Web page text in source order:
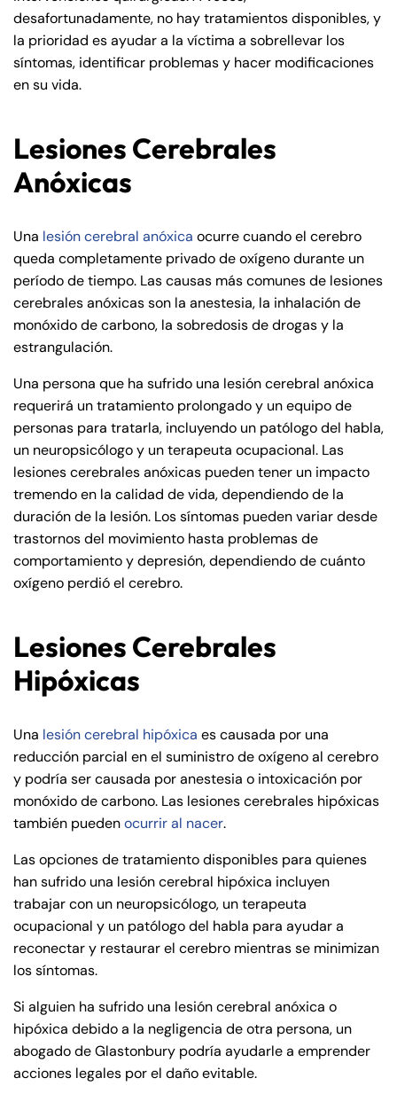
desafortunadamente, no hay tratamientos disponibles, y
la prioridad es ayudar a la víctima a sobrellevar los
síntomas, identificar problemas y hacer modificaciones
en su vida.
Lesiones Cerebrales
Anóxicas
Una lesión cerebral anóxica ocurre cuando el cerebro
queda completamente privado de oxígeno durante un
período de tiempo. Las causas más comunes de lesiones
cerebrales anóxicas son la anestesia, la inhalación de
monóxido de carbono, la sobredosis de drogas y la
estrangulación.
Una persona que ha sufrido una lesión cerebral anóxica
requerirá un tratamiento prolongado y un equipo de
personas para tratarla, incluyendo un patólogo del habla,
un neuropsicólogo y un terapeuta ocupacional. Las
lesiones cerebrales anóxicas pueden tener un impacto
tremendo en la calidad de vida, dependiendo de la
duración de la lesión. Los síntomas pueden variar desde
trastornos del movimiento hasta problemas de
comportamiento y depresión, dependiendo de cuánto
oxígeno perdió el cerebro.
Lesiones Cerebrales
Hipóxicas
Una lesión cerebral hipóxica es causada por una
reducción parcial en el suministro de oxígeno al cerebro
y podría ser causada por anestesia o intoxicación por
monóxido de carbono. Las lesiones cerebrales hipóxicas
también puedenocurrir al nacer.
Las opciones de tratamiento disponibles para quienes
han sufrido una lesión cerebral hipóxica incluyen
trabajar con un neuropsicólogo, un terapeuta
ocupacional y un patólogo del habla para ayudar a
reconectar y restaurar el cerebro mientras se minimizan
los síntomas.
Si alguien ha sufrido una lesión cerebral anóxica o
hipóxica debido a la negligencia de otra persona, un
abogado de Glastonbury podría ayudarle a emprender
acciones legales por el daño evitable.
Farmington - Hours
Answering Service
Monday
8:30 AM – 5:00
Wednesday
8:30 AM – 5:00
PM
Thursday
8:30 AM – 5:00
PM
PM
Saturday
Closed
Sunday
Closed
Enfield - Hours
Answering Service
Monday
8:30 AM – 5:00
Wednesday
8:30 AM – 5:00
PM
Thursday
8:30 AM – 5:00
PM
PM
Saturday
Closed
Sunday
Closed